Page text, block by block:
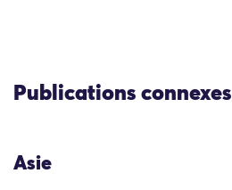
Publications connexes
Asie